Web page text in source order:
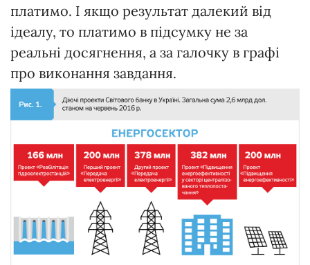
платимо. І якщо результат далекий від
ідеалу, то платимо в підсумку не за
реальні досягнення, а за галочку в графі
про виконання завдання.